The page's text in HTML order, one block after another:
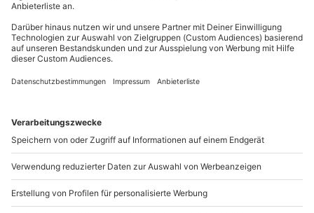
Fahrer erhalten Whisky-Proben zum Mitnehmen
Du möchtest als Firma bestellen?
Mo-Fr: 9-17 Uhr
b2b@mydays.de
www.b2b.mydays.de/